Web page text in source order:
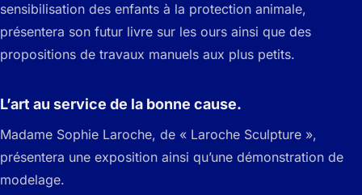
sensibilisation des enfants à la protection animale,
présentera son futur livre sur les ours ainsi que des
propositions de travaux manuels aux plus petits.
L’art au service de la bonne cause.
Madame Sophie Laroche, de « Laroche Sculpture »,
présentera une exposition ainsi qu’une démonstration de
modelage.